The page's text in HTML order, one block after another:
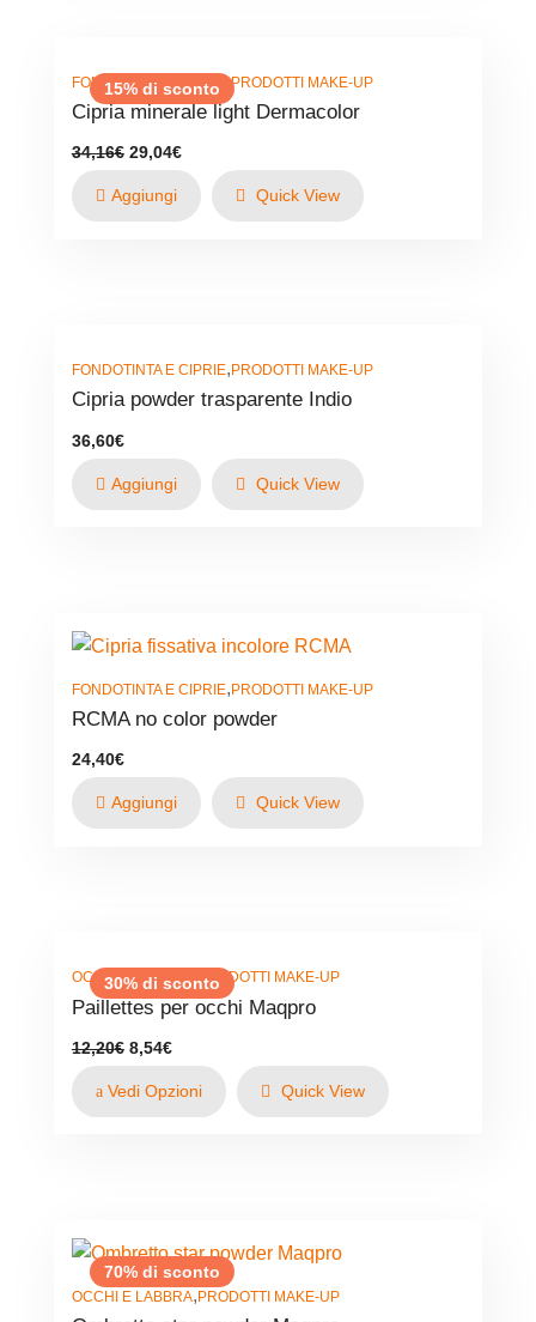
15% di sconto
FONDOTINTA E CIPRIE ,PRODOTTI MAKE-UP
Cipria minerale light Dermacolor
34,16€ Il
era:
29,04€Il
Aggiungi Quick View
FONDOTINTA E CIPRIE, PRODOTTI MAKE-UP
Cipria powder trasparente Indio
36,60€
Aggiungi Quick View
FONDOTINTA E CIPRIE,PRODOTTI MAKE-UP
RCMA no color powder
24,40€
Aggiungi Quick View
30% di sconto
OCCHI E LABBRA PRODOTTI MAKE-UP
Paillettes per occhi Maqpro
12,20€ Il
era:
8,54€Il
è:
Vedi Opzioni Quick View
70% di sconto
OCCHI E LABBRA, PRODOTTI MAKE-UP